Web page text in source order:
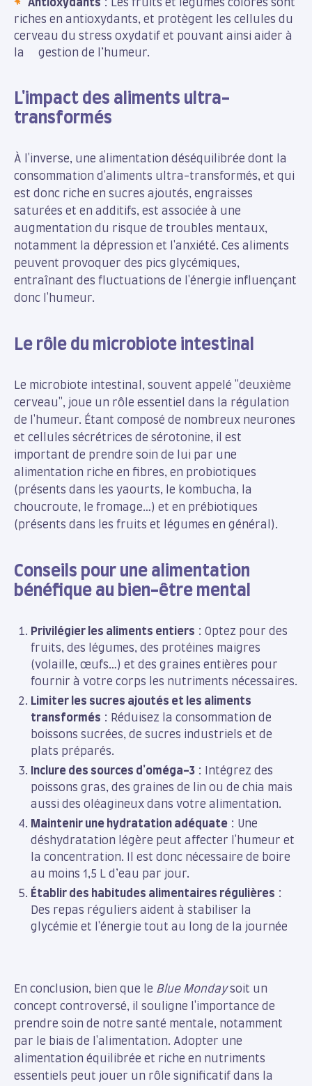
Antioxydants : Les fruits et légumes colorés sont
riches en antioxydants, et protègent les cellules du
cerveau du stress oxydatif et pouvant ainsi aider à
la gestion de l’humeur.
L'impact des aliments ultra-
transformés
À l'inverse, une alimentation déséquilibrée dont la
consommation d'aliments ultra-transformés, et qui
est donc riche en sucres ajoutés, engraisses
saturées et en additifs, est associée à une
augmentation du risque de troubles mentaux,
notamment la dépression et l'anxiété. Ces aliments
peuvent provoquer des pics glycémiques,
entraînant des fluctuations de l'énergie influençant
donc l'humeur.
Le rôle du microbiote intestinal
Le microbiote intestinal, souvent appelé "deuxième
cerveau", joue un rôle essentiel dans la régulation
de l'humeur. Étant composé de nombreux neurones
et cellules sécrétrices de sérotonine, il est
important de prendre soin de lui par une
alimentation riche en fibres, en probiotiques
(présents dans les yaourts, le kombucha, la
choucroute, le fromage…) et en prébiotiques
(présents dans les fruits et légumes en général).
Conseils pour une alimentation
bénéfique au bien-être mental
Privilégier les aliments entiers : Optez pour des
fruits, des légumes, des protéines maigres
(volaille, œufs…) et des graines entières pour
fournir à votre corps les nutriments nécessaires.
Limiter les sucres ajoutés et les aliments
transformés : Réduisez la consommation de
boissons sucrées, de sucres industriels et de
plats préparés.
Inclure des sources d'oméga-3 : Intégrez des
poissons gras, des graines de lin ou de chia mais
aussi des oléagineux dans votre alimentation.
Maintenir une hydratation adéquate : Une
déshydratation légère peut affecter l'humeur et
la concentration. Il est donc nécessaire de boire
au moins 1,5 L d’eau par jour.
Établir des habitudes alimentaires régulières :
Des repas réguliers aident à stabiliser la
glycémie et l'énergie tout au long de la journée
En conclusion, bien que le Blue Mondaysoit un
concept controversé, il souligne l'importance de
prendre soin de notre santé mentale, notamment
par le biais de l'alimentation. Adopter une
alimentation équilibrée et riche en nutriments
essentiels peut jouer un rôle significatif dans la